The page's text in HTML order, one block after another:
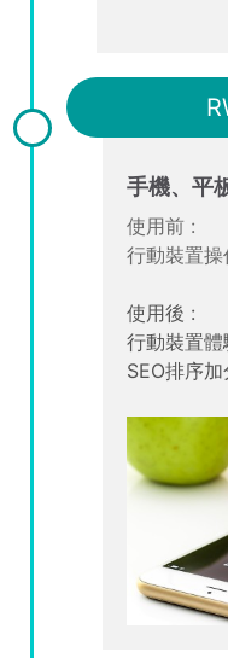
手機、平
使用前 :
行動裝置操
使用後 :
行動裝置
SEO排序加